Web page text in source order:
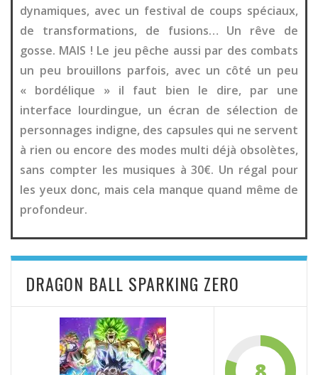
dynamiques, avec un festival de coups spéciaux,
de transformations, de fusions… Un rêve de
gosse. MAIS ! Le jeu pêche aussi par des combats
un peu brouillons parfois, avec un côté un peu
« bordélique » il faut bien le dire, par une
interface lourdingue, un écran de sélection de
personnages indigne, des capsules qui ne servent
à rien ou encore des modes multi déjà obsolètes,
sans compter les musiques à 30€. Un régal pour
les yeux donc, mais cela manque quand même de
profondeur.
DRAGON BALL SPARKING ZERO